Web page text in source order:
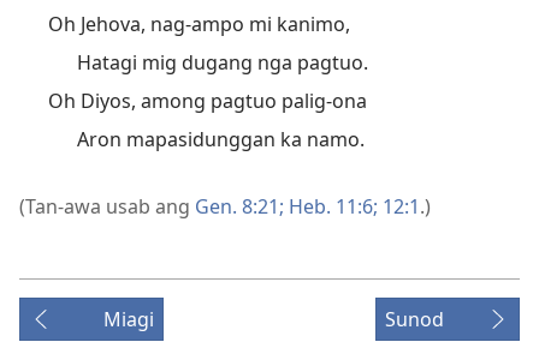
Oh Jehova, nag-ampo mi kanimo,
Hatagi mig dugang nga pagtuo.
Oh Diyos, among pagtuo palig-ona
Aron mapasidunggan ka namo.
(Tan-awa usab ang Gen. 8:21; Heb. 11:6; 12:1.)
Miagi Sunod